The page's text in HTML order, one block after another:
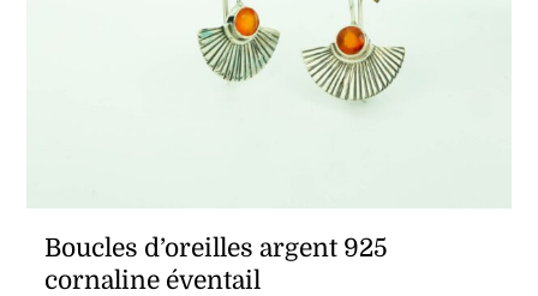
Boucles d’oreilles argent 925
cornaline éventail